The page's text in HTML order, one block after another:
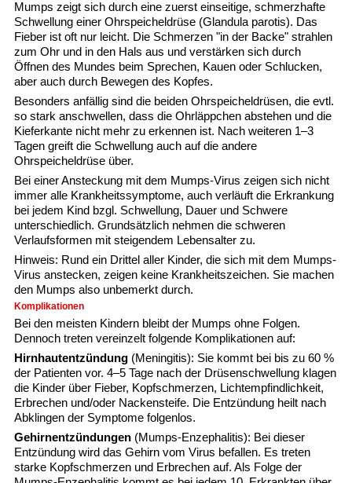
Mumps zeigt sich durch eine zuerst einseitige, schmerzhafte
Schwellung einer Ohrspeicheldrüse (Glandula parotis). Das
Fieber ist oft nur leicht. Die Schmerzen "in der Backe" strahlen
zum Ohr und in den Hals aus und verstärken sich durch
Öffnen des Mundes beim Sprechen, Kauen oder Schlucken,
aber auch durch Bewegen des Kopfes.
Besonders anfällig sind die beiden Ohrspeicheldrüsen, die evtl.
so stark anschwellen, dass die Ohrläppchen abstehen und die
Kieferkante nicht mehr zu erkennen ist. Nach weiteren 1–3
Tagen greift die Schwellung auch auf die andere
Ohrspeicheldrüse über.
Bei einer Ansteckung mit dem Mumps-Virus zeigen sich nicht
immer alle Krankheitssymptome, auch verläuft die Erkrankung
bei jedem Kind bzgl. Schwellung, Dauer und Schwere
unterschiedlich. Grundsätzlich nehmen die schweren
Verlaufsformen mit steigendem Lebensalter zu.
Hinweis: Rund ein Drittel aller Kinder, die sich mit dem Mumps-
Virus anstecken, zeigen keine Krankheitszeichen. Sie machen
den Mumps also unbemerkt durch.
Komplikationen
Bei den meisten Kindern bleibt der Mumps ohne Folgen.
Dennoch treten vereinzelt folgende Komplikationen auf:
Hirnhautentzündung(Meningitis): Sie kommt bei bis zu 60 %
der Patienten vor. 4–5 Tage nach der Drüsenschwellung klagen
die Kinder über Fieber, Kopfschmerzen, Lichtempfindlichkeit,
Erbrechen und/oder Nackensteife. Die Entzündung heilt nach
Abklingen der Symptome folgenlos.
Gehirnentzündungen(Mumps-Enzephalitis): Bei dieser
Entzündung wird das Gehirn vom Virus befallen. Es treten
starke Kopfschmerzen und Erbrechen auf. Als Folge der